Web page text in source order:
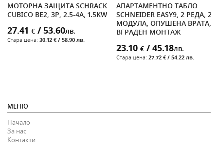
МОТОРНА ЗАЩИТА SCHRACK
CUBICO BE2, 3P, 2.5-4A, 1.5KW
27.41 € / 53.60лв.
Стара цена: 30.12 € / 58.90 лв.
АПАРТАМЕНТНО ТАБЛО
SCHNEIDER EASY9, 2 РЕДА, 24
МОДУЛА, ОПУШЕНА ВРАТА,
ВГРАДЕН МОНТАЖ
23.10 € / 45.18лв.
Стара цена: 27.72 € / 54.22 лв.
МЕНЮ
Начало
За нас
Контакти